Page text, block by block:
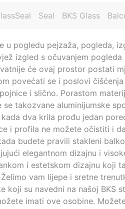
Seal BKS Glass
pogledu pejzaža, pogleda,
izgled s očuvanjem
će ovaj prostor postati
povećati se i poslovi
i slično. Porastom
takozvane aluminijumske
dva krila prođu jedan
i profila ne možete očistiti i
budete pravili stakleni
elegantnom dizajnu i
i estetskom dizajnu koji
vam lijepe i sretne
su navedni na našoj BKS
imati ove osobine.